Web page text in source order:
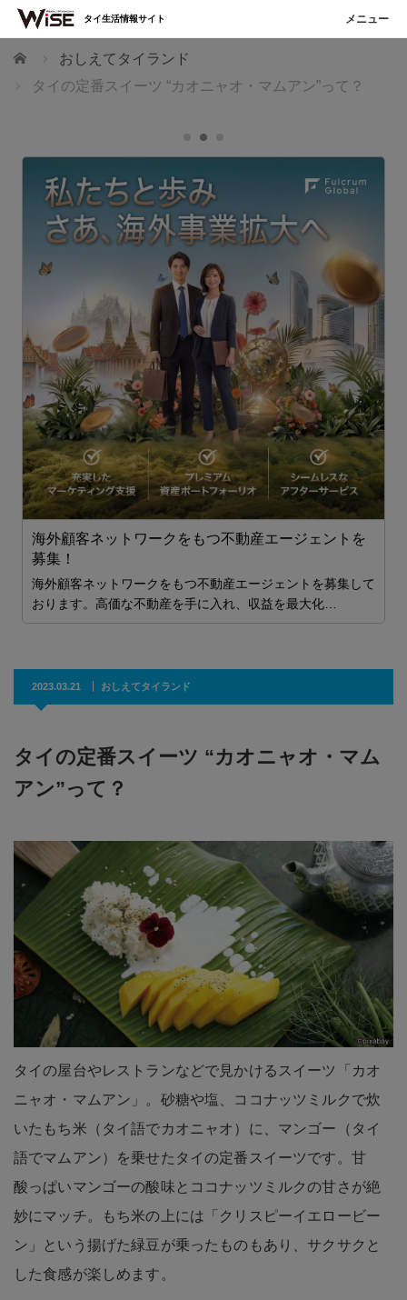
ホーム
おしえてタイランド
タイの定番スイーツ “カオニャオ・マムアン”って？
海外顧客ネットワークをもつ不動産エージェントを
募集！
海外顧客ネットワークをもつ不動産エージェントを募集して
おります。高価な不動産を手に入れ、収益を最大化…
2023.03.21 おしえてタイランド
タイの定番スイーツ “カオニャオ・マム
アン”って？
タイの屋台やレストランなどで見かけるスイーツ「カオ
ニャオ・マムアン」。砂糖や塩、ココナッツミルクで炊
いたもち米（タイ語でカオニャオ）に、マンゴー（タイ
語でマムアン）を乗せたタイの定番スイーツです。甘
酸っぱいマンゴーの酸味とココナッツミルクの甘さが絶
妙にマッチ。もち米の上には「クリスピーイエロービー
ン」という揚げた緑豆が乗ったものもあり、サクサクと
した食感が楽しめます。
タイ生活情報サイト